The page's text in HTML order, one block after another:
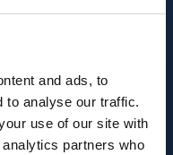
and ads, to
to analyse our traffic.
use of our site with
partners who
DE ANDALUCÍA